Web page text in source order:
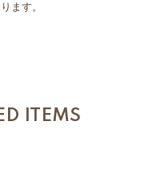
ます。
ITEMS